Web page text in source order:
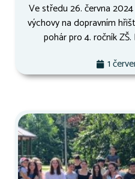
Ve středu 26. června
výchovy na dopravním
pohár pro 4. ročník
1